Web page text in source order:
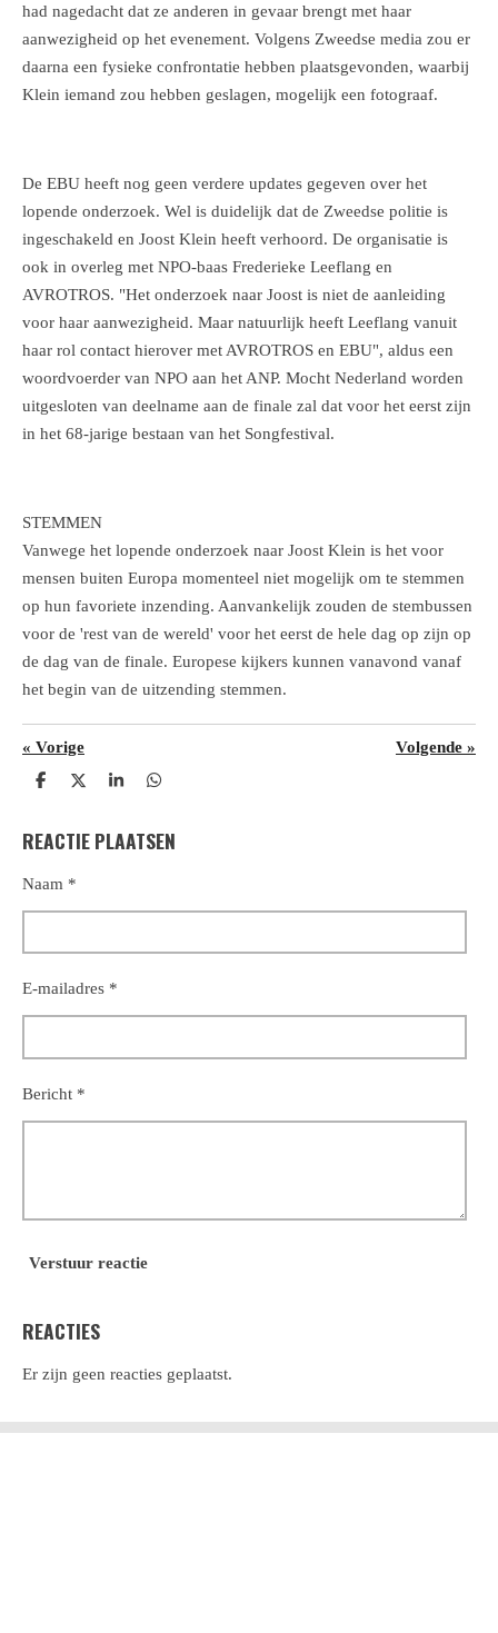
had nagedacht dat ze anderen in gevaar brengt met haar
aanwezigheid op het evenement. Volgens Zweedse media zou er
daarna een fysieke confrontatie hebben plaatsgevonden, waarbij
Klein iemand zou hebben geslagen, mogelijk een fotograaf.
De EBU heeft nog geen verdere updates gegeven over het
lopende onderzoek. Wel is duidelijk dat de Zweedse politie is
ingeschakeld en Joost Klein heeft verhoord. De organisatie is
ook in overleg met NPO-baas Frederieke Leeflang en
AVROTROS. "Het onderzoek naar Joost is niet de aanleiding
voor haar aanwezigheid. Maar natuurlijk heeft Leeflang vanuit
haar rol contact hierover met AVROTROS en EBU", aldus een
woordvoerder van NPO aan het ANP. Mocht Nederland worden
uitgesloten van deelname aan de finale zal dat voor het eerst zijn
in het 68-jarige bestaan van het Songfestival.
STEMMEN
Vanwege het lopende onderzoek naar Joost Klein is het voor
mensen buiten Europa momenteel niet mogelijk om te stemmen
op hun favoriete inzending. Aanvankelijk zouden de stembussen
voor de 'rest van de wereld' voor het eerst de hele dag op zijn op
de dag van de finale. Europese kijkers kunnen vanavond vanaf
het begin van de uitzending stemmen.
« Vorige Volgende »
D
e
n
D
l
S
r
e
D
e
n
REACTIE PLAATSEN
Naam *
E-mailadres *
Bericht *
Verstuur reactie
REACTIES
Er zijn geen reacties geplaatst.